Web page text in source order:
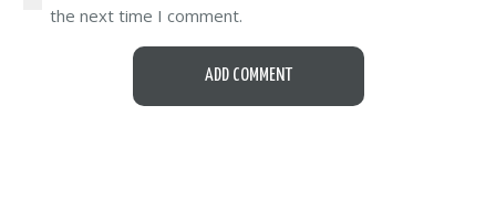
the next time I comment.